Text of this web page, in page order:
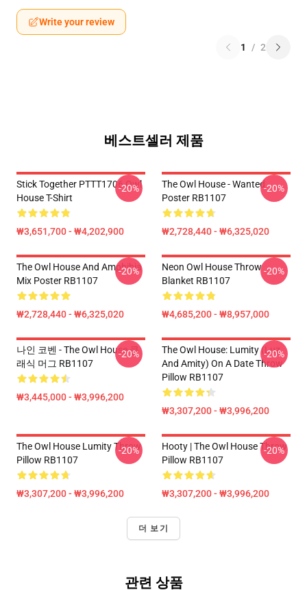
Write your review
1 / 2
베스트셀러 제품
Stick Together PTTT1706 Owl
House T-Shirt
₩3,651,700 - ₩4,202,900
-20%
The Owl House - Wanted
Poster RB1107
₩2,728,440 - ₩6,325,020
-20%
The Owl House And Amphibia
Mix Poster RB1107
₩2,728,440 - ₩6,325,020
-20%
Neon Owl House Throw
Blanket RB1107
₩4,685,200 - ₩8,957,000
-20%
나인 코벤 - The Owl House 클
래식 머그 RB1107
₩3,445,000 - ₩3,996,200
-20%
The Owl House: Lumity (Luz
And Amity) On A Date Throw
Pillow RB1107
₩3,307,200 - ₩3,996,200
-20%
The Owl House Lumity Throw
Pillow RB1107
₩3,307,200 - ₩3,996,200
-20%
Hooty | The Owl House Throw
Pillow RB1107
₩3,307,200 - ₩3,996,200
-20%
더 보기
관련 상품